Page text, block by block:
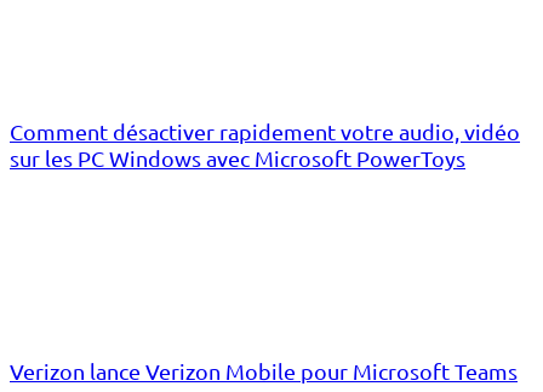
Comment désactiver rapidement votre audio, vidéo
sur les PC Windows avec Microsoft PowerToys
Verizon lance Verizon Mobile pour Microsoft Teams